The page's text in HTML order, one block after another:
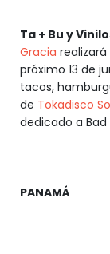
Ta + Bu y
Gracia
próximo 13 de
tacos,
de Tokadisco
dedicado a Bad
PANAMÁ